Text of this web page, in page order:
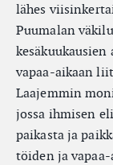
lähes
Puumalan
vapaa-aikaan
Laajemmin
jossa ihmisen
paikasta ja
töiden ja